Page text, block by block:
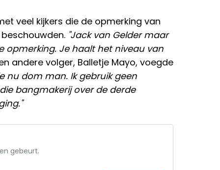
veel kijkers die de opmerking van
"Jack van Gelder maar
opmerking. Je haalt het niveau van
andere volger, Balletje Mayo, voegde
nu dom man. Ik gebruik geen
bangmakerij over de derde
gebeurt.